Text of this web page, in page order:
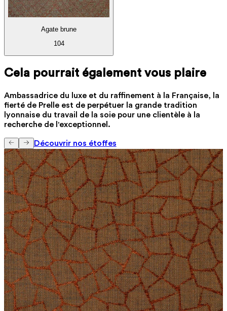
Agate brune
104
Cela pourrait également vous plaire
Ambassadrice du luxe et du raffinement à la Française, la
fierté de Prelle est de perpétuer la grande tradition
lyonnaise du travail de la soie pour une clientèle à la
recherche de l'exceptionnel.
Découvrir nos étoffes